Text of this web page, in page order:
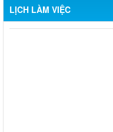
LỊCH LÀM VIỆC
Lịch làm việc từ ngày 12/